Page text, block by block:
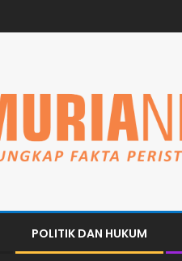
POLITIK DAN HUKUM